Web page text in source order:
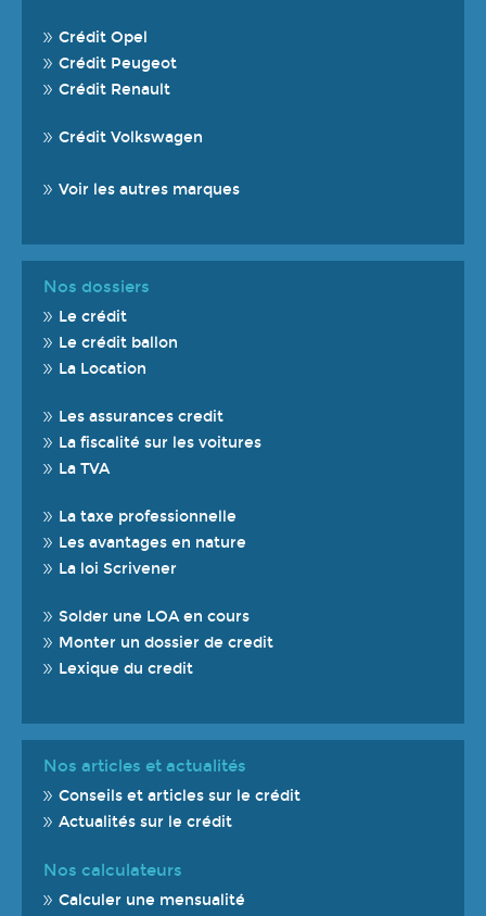
Crédit Opel
Crédit Peugeot
Crédit Renault
Crédit Volkswagen
Voir les autres marques
Nos dossiers
Le crédit
Le crédit ballon
La Location
Les assurances credit
La fiscalité sur les voitures
La TVA
La taxe professionnelle
Les avantages en nature
La loi Scrivener
Solder une LOA en cours
Monter un dossier de credit
Lexique du credit
Nos articles et actualités
Conseils et articles sur le crédit
Actualités sur le crédit
Nos calculateurs
Calculer une mensualité